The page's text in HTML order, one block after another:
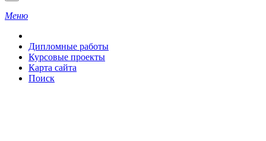
Меню
Дипломные работы
Курсовые проекты
Карта сайта
Поиск